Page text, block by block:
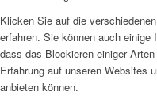
Klicken Sie auf die
erfahren. Sie können auch einige
dass das Blockieren einiger
Erfahrung auf unseren Websites
anbieten können.